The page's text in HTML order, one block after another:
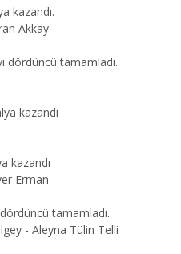
kazandı.
Akkay
dördüncü tamamladı.
kazandı
kazandı
Erman
tamamladı.
- Aleyna Tülin Telli